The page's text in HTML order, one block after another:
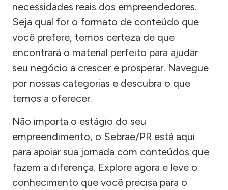
necessidades reais dos empreendedores.
Seja qual for o formato de conteúdo que
você prefere, temos certeza de que
encontrará o material perfeito para ajudar
seu negócio a crescer e prosperar. Navegue
por nossas categorias e descubra o que
temos a oferecer.
Não importa o estágio do seu
empreendimento, o Sebrae/PR está aqui
para apoiar sua jornada com conteúdos que
fazem a diferença. Explore agora e leve o
conhecimento que você precisa para o